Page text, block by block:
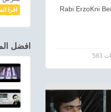
Rabi ErzoKni اقرا
افضل